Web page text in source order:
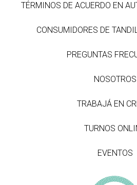
TÉRMINOS DE ACUERDO EN
CONSUMIDORES DE
PREGUNTAS
NOSOTROS
TRABAJÁ EN
TURNOS
EVENTOS